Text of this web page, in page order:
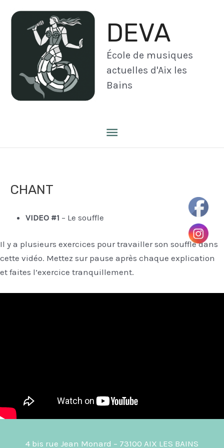
DEVA
École de musiques
actuelles d'Aix les
Bains
Menu
CHANT
VIDEO #1 – Le souffle
Il y a plusieurs exercices pour travailler son souffle dans
cette vidéo. Mettez sur pause après chaque explication
et faites l’exercice tranquillement.
4 bis rue Jean Monard – 73100 AIX LES BAINS